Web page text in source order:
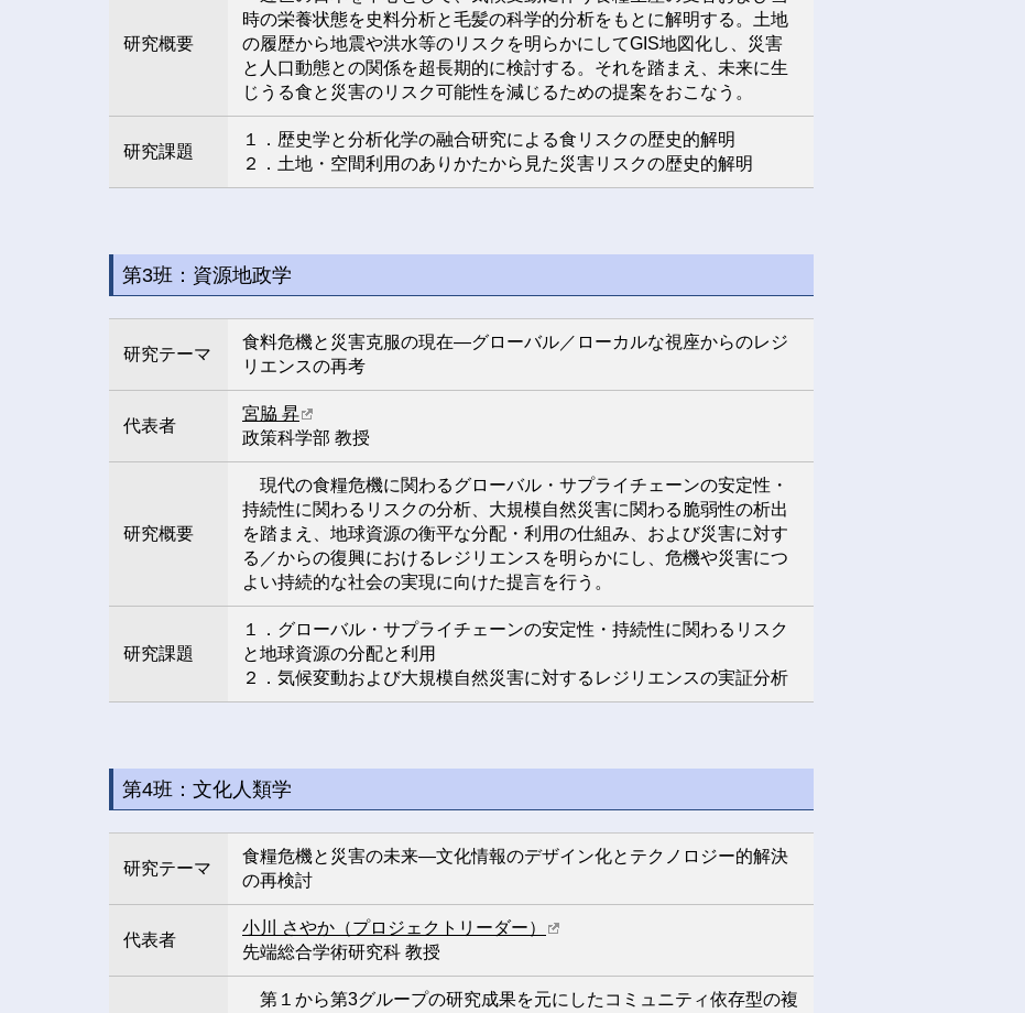
研究概要
時の栄養状態を史料分析と毛髪の科学的分析をもとに解明する。土地
の履歴から地震や洪水等のリスクを明らかにしてGIS地図化し、災害
と人口動態との関係を超長期的に検討する。それを踏まえ、未来に生
じうる食と災害のリスク可能性を減じるための提案をおこなう。
研究課題
１．歴史学と分析化学の融合研究による食リスクの歴史的解明
２．土地・空間利用のありかたから見た災害リスクの歴史的解明
第3班：資源地政学
研究テーマ
食料危機と災害克服の現在―グローバル／ローカルな視座からのレジ
リエンスの再考
代表者
宮脇 昇
政策科学部 教授
研究概要
現代の食糧危機に関わるグローバル・サプライチェーンの安定性・
持続性に関わるリスクの分析、大規模自然災害に関わる脆弱性の析出
を踏まえ、地球資源の衡平な分配・利用の仕組み、および災害に対す
る／からの復興におけるレジリエンスを明らかにし、危機や災害につ
よい持続的な社会の実現に向けた提言を行う。
研究課題
１．グローバル・サプライチェーンの安定性・持続性に関わるリスク
と地球資源の分配と利用
２．気候変動および大規模自然災害に対するレジリエンスの実証分析
第4班：文化人類学
研究テーマ
食糧危機と災害の未来―文化情報のデザイン化とテクノロジー的解決
の再検討
代表者
小川 さやか（プロジェクトリーダー）
先端総合学術研究科 教授
第１から第3グループの研究成果を元にしたコミュニティ依存型の複